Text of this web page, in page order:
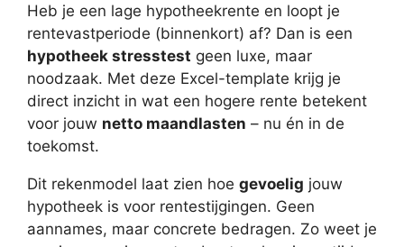
Heb je een lage hypotheekrente en loopt je
rentevastperiode (binnenkort) af? Dan is een
hypotheek stresstest geen luxe, maar
noodzaak. Met deze Excel-template krijg je
direct inzicht in wat een hogere rente betekent
voor jouw netto maandlasten – nu én in de
toekomst.
Dit rekenmodel laat zien hoe gevoelig jouw
hypotheek is voor rentestijgingen. Geen
aannames, maar concrete bedragen. Zo weet je